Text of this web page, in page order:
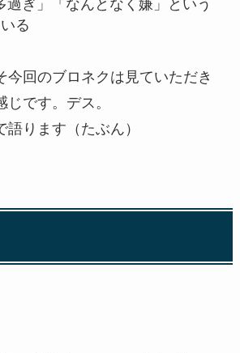
過ぎ」「なんとなく嫌」という
る
今回のブロネクは見ていただき
です。デス。
ります（たぶん）